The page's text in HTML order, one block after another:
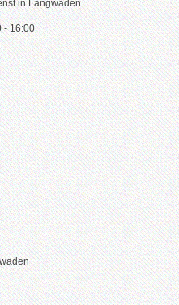
in Langwaden
- 16:00